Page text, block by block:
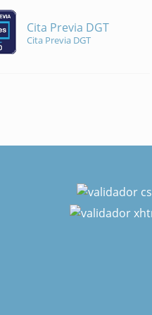
Cita Previa DGT
Cita Previa DGT